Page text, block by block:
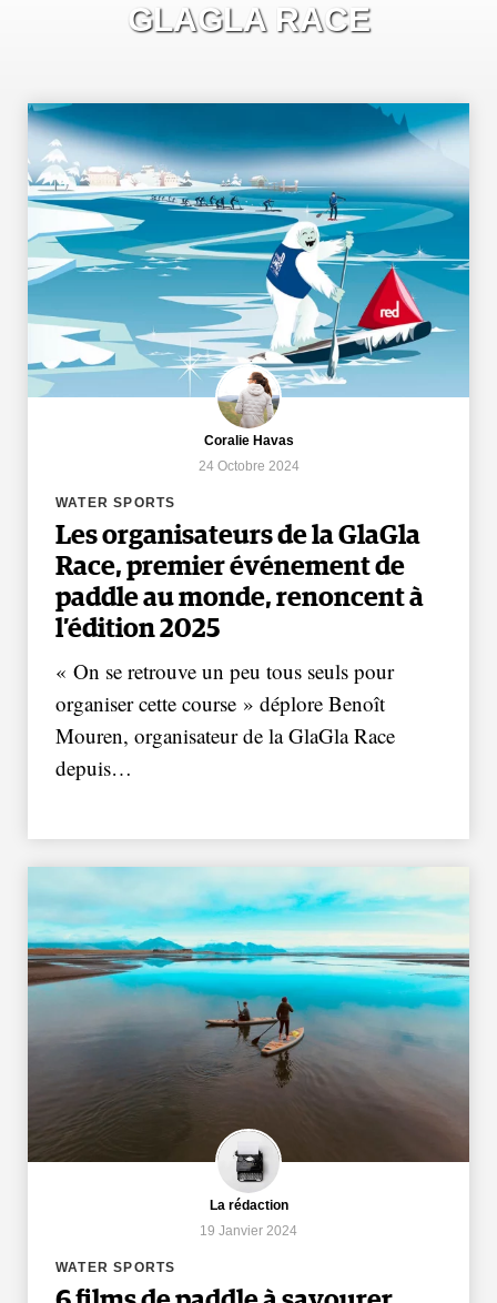
GLAGLA RACE
Coralie Havas
24 Octobre 2024
WATER SPORTS
Les organisateurs de la GlaGla
Race, premier événement de
paddle au monde, renoncent à
l’édition 2025
« On se retrouve un peu tous seuls pour
organiser cette course » déplore Benoît
Mouren, organisateur de la GlaGla Race
depuis…
La rédaction
19 Janvier 2024
WATER SPORTS